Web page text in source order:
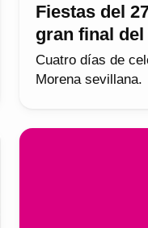
Fiestas del
gran final
Cuatro días de
Morena sevillana.